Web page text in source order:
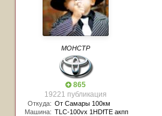
МОНСТР
865
19221 публикация
Откуда: От Самары 100км
Машина: TLC-100vx 1HDfTE акпп